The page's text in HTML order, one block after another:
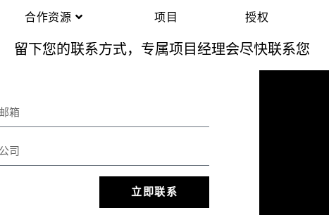
合作资源 项目 授权
留下您的联系方式，专属项目经理会尽快联系您
立即联系